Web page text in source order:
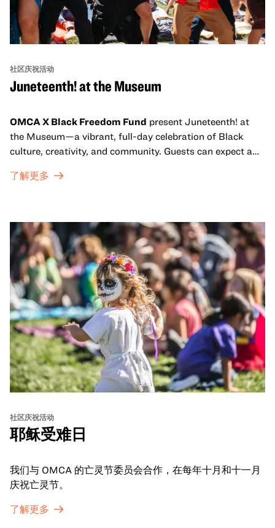
社区庆祝活动
Juneteenth! at the Museum
OMCA X Black Freedom Fund present Juneteenth! at
the Museum—a vibrant, full-day celebration of Black
culture, creativity, and community. Guests can expect a
sets from boundary-pushing artists, delicious offerings
move, make, and connect in celebration of Black culture.
了解更多
社区庆祝活动
耶稣受难日
我们与 OMCA 的亡灵节委员会合作，在每年十月和十一月
庆祝亡灵节。
了解更多